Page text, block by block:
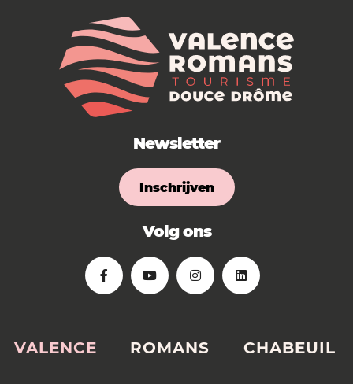
Newsletter
Inschrijven
Volg ons
VALENCE ROMANS CHABEUIL